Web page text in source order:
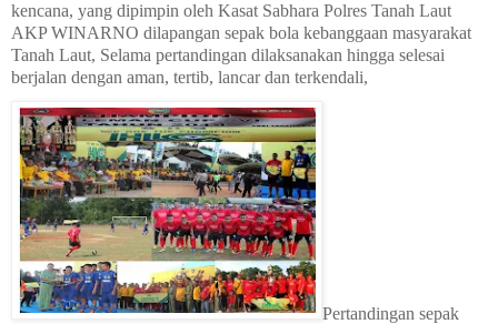
kencana, yang dipimpin oleh Kasat Sabhara Polres Tanah Laut
AKP WINARNO dilapangan sepak bola kebanggaan masyarakat
Tanah Laut, Selama pertandingan dilaksanakan hingga selesai
berjalan dengan aman, tertib, lancar dan terkendali,
Pertandingan sepak